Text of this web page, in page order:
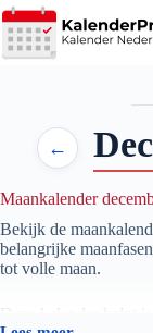
Ga
naar
de
←
Maankalender
Bekijk de
belangrijke
tot volle maan.
Deze kalender helpt